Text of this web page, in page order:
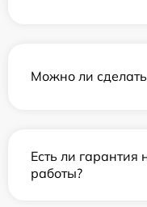
Можно ли
Есть ли
работы?